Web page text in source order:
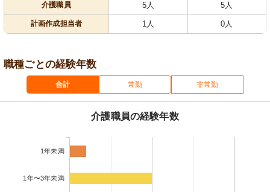
介護職員 5人 5人
計画作成担当者 1人 0人
職種ごとの経験年数
合計 常勤 非常勤
介護職員の経験年数
1年未満
1年〜3年未満